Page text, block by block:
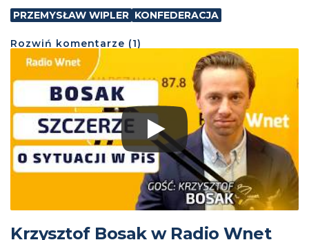
PRZEMYSŁAW WIPLER KONFEDERACJA
Rozwiń komentarze (1)
Krzysztof Bosak w Radio Wnet